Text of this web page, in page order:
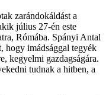
zarándokáldást a
július 27-én este
Rómába. Spányi Antal
hogy imádsággal tegyék
kegyelmi gazdagságára.
tudnak a hitben, a